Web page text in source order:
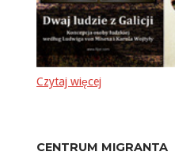
Czytaj więcej
CENTRUM MIGRANTA